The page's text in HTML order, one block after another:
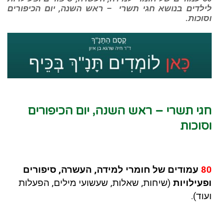
לילדים בנושא חגי תשרי – ראש השנה, יום הכיפורים
וסוכות.
חגי תשרי – ראש השנה, יום הכיפורים
וסוכות
80 עמודים של חומרי למידה, העשרה, סיפורים
ופעילויות (שיחות, שאלות, שעשועי מילים, הפעלות
ועוד).